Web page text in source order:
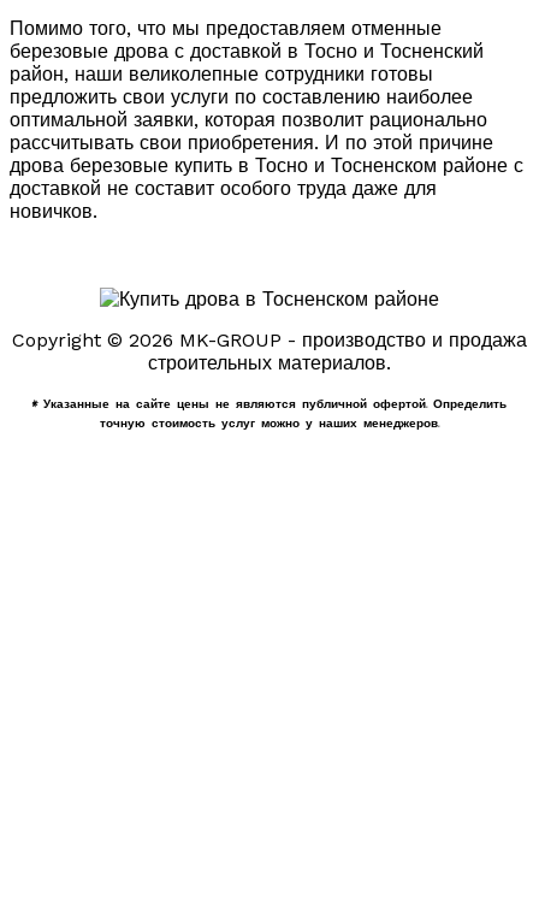
Помимо того, что мы предоставляем отменные
березовые дрова с доставкой в Тосно и Тосненский
район, наши великолепные сотрудники готовы
предложить свои услуги по составлению наиболее
оптимальной заявки, которая позволит рационально
рассчитывать свои приобретения. И по этой причине
дрова березовые купить в Тосно и Тосненском районе с
доставкой не составит особого труда даже для
новичков.
Copyright © 2026 MK-GROUP - производство и продажа
строительных материалов.
* Указанные на сайте цены не являются публичной офертой. Определить
точную стоимость услуг можно у наших менеджеров.